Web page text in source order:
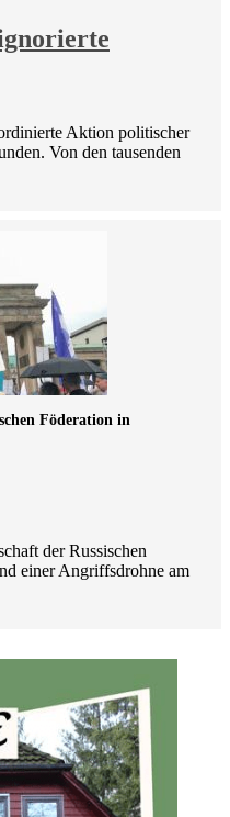
Aktion politischer
Von den tausenden
Föderation in
der Russischen
einer Angriffsdrohne am